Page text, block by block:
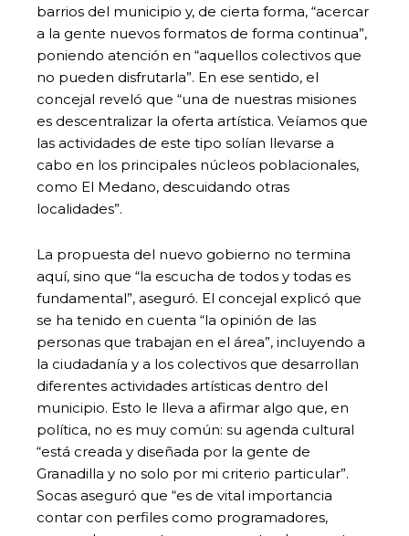
barrios del municipio y, de cierta forma, “acercar
a la gente nuevos formatos de forma continua”,
poniendo atención en “aquellos colectivos que
no pueden disfrutarla”. En ese sentido, el
concejal reveló que “una de nuestras misiones
es descentralizar la oferta artística. Veíamos que
las actividades de este tipo solían llevarse a
cabo en los principales núcleos poblacionales,
como El Medano, descuidando otras
localidades”.
La propuesta del nuevo gobierno no termina
aquí, sino que “la escucha de todos y todas es
fundamental”, aseguró. El concejal explicó que
se ha tenido en cuenta “la opinión de las
personas que trabajan en el área”, incluyendo a
la ciudadanía y a los colectivos que desarrollan
diferentes actividades artísticas dentro del
municipio. Esto le lleva a afirmar algo que, en
política, no es muy común: su agenda cultural
“está creada y diseñada por la gente de
Granadilla y no solo por mi criterio particular”.
Socas aseguró que “es de vital importancia
contar con perfiles como programadores,